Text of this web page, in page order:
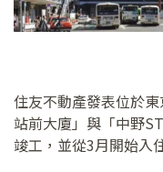
住友不動產發表位於
站前大廈」與「中野
竣工，並從3月開始入